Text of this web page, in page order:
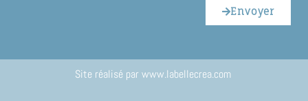
Envoyer
Site réalisé par www.labellecrea.com